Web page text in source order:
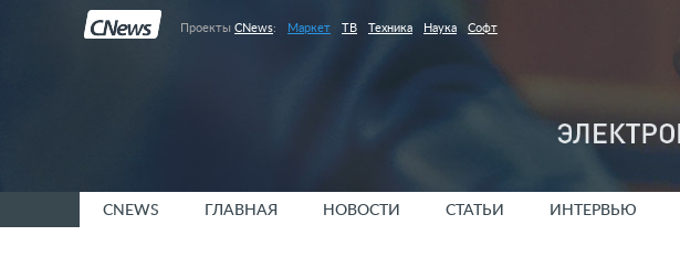
Проекты CNews: Маркет ТВ Техника Наука Софт
CNEWS ГЛАВНАЯ НОВОСТИ СТАТЬИ ИНТЕРВЬЮ